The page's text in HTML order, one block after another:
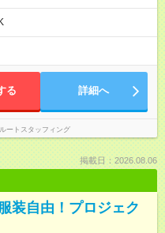
る 詳細へ
ートスタッフィング
掲載日：2026.08.06
装自由！プロジェク